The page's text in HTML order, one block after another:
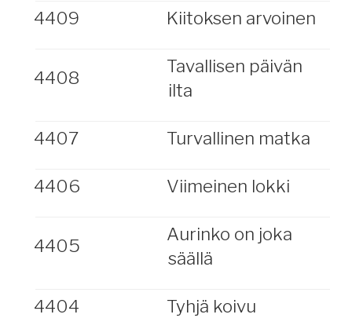
4409 Kiitoksen arvoinen
4408
Tavallisen päivän
ilta
4407 Turvallinen matka
4406 Viimeinen lokki
4405
Aurinko on joka
säällä
4404 Tyhjä koivu